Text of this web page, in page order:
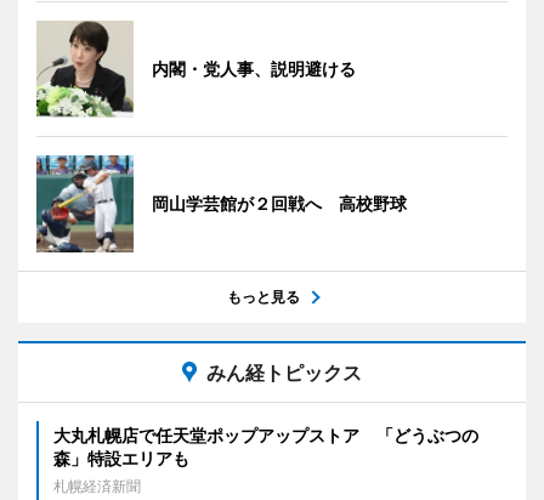
内閣・党人事、説明避ける
岡山学芸館が２回戦へ 高校野球
もっと見る
みん経トピックス
大丸札幌店で任天堂ポップアップストア 「どうぶつの
森」特設エリアも
札幌経済新聞